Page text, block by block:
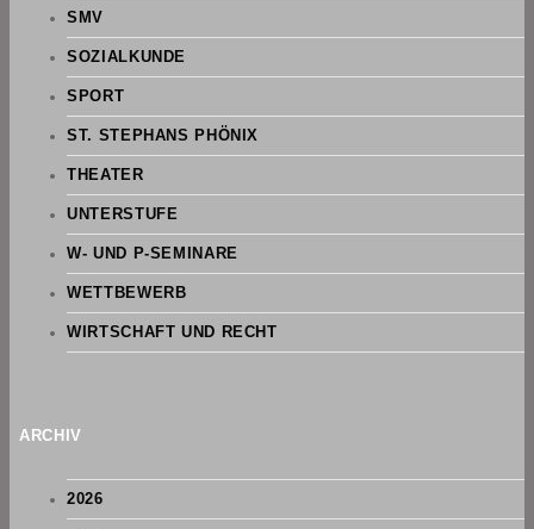
SMV
SOZIALKUNDE
SPORT
ST. STEPHANS PHÖNIX
THEATER
UNTERSTUFE
W- UND P-SEMINARE
WETTBEWERB
WIRTSCHAFT UND RECHT
ARCHIV
2026